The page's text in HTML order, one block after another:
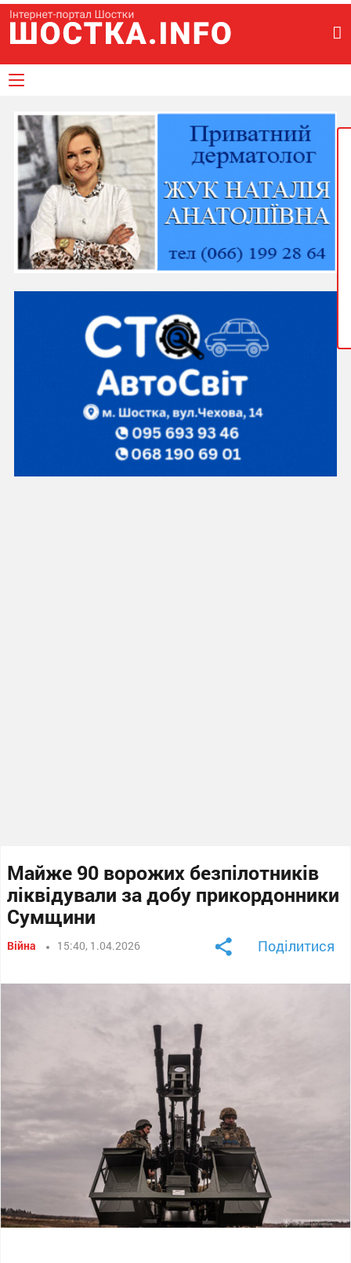
Майже 90 ворожих безпілотників
ліквідували за добу прикордонники
Сумщини
Війна 15:40, 1.04.2026 Поділитися